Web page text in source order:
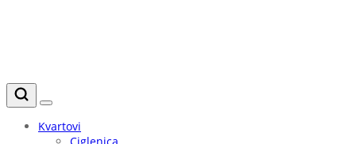
Kvartovi